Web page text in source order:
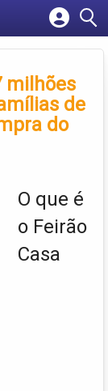
milhões
de
do
O que é
o Feirão
Casa